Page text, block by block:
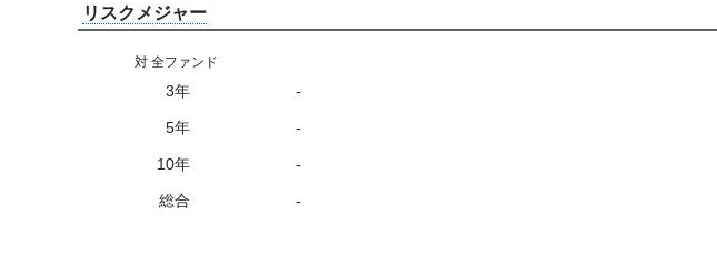
リスクメジャー
対 全ファンド
3年 -
5年 -
10年 -
総合 -